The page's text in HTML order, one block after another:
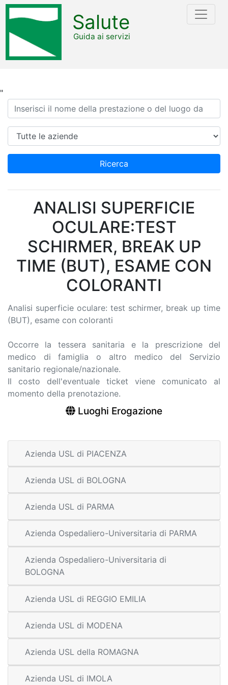
"
Salute
Guida ai servizi
Ricerca
Azienda
Ricerca
ANALISI SUPERFICIE
OCULARE:TEST
SCHIRMER, BREAK UP
TIME (BUT), ESAME CON
COLORANTI
Analisi superficie oculare: test schirmer, break up time
(BUT), esame con coloranti
Occorre la tessera sanitaria e la prescrizione del
medico di famiglia o altro medico del Servizio
sanitario regionale/nazionale.
Il costo dell'eventuale ticket viene comunicato al
momento della prenotazione.
Luoghi Erogazione
Azienda USL di PIACENZA
Azienda USL di BOLOGNA
Azienda USL di PARMA
Azienda Ospedaliero-Universitaria di PARMA
Azienda Ospedaliero-Universitaria di
BOLOGNA
Azienda USL di REGGIO EMILIA
Azienda USL di MODENA
Azienda USL della ROMAGNA
Azienda USL di IMOLA